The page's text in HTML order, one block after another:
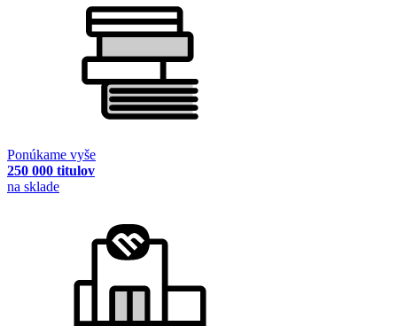
Ponúkame vyše
250 000 titulov
na sklade